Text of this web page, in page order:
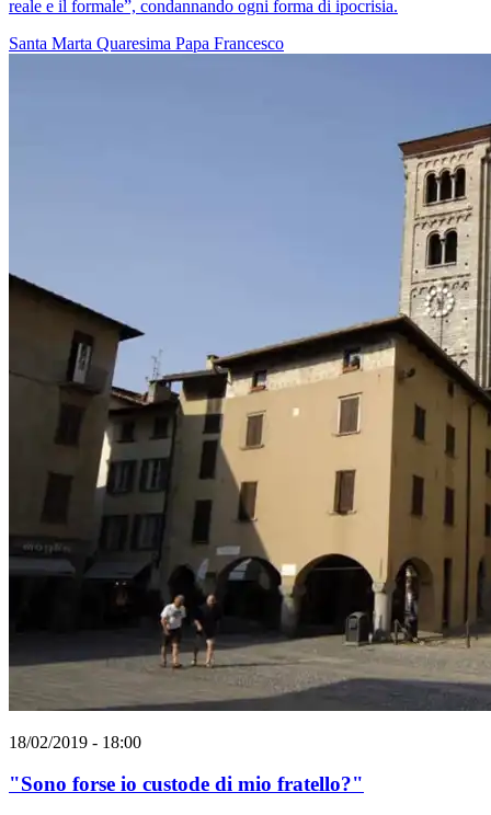
reale e il formale”, condannando ogni forma di ipocrisia.
Santa Marta Quaresima Papa Francesco
18/02/2019 - 18:00
"Sono forse io custode di mio fratello?"